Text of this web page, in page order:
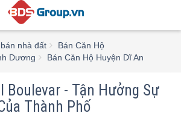
nhà đất
Bán Căn Hộ
Dương
Bán Căn Hộ Huyện Dĩ An
Boulevar - Tận Hưởng Sự
Thành Phố